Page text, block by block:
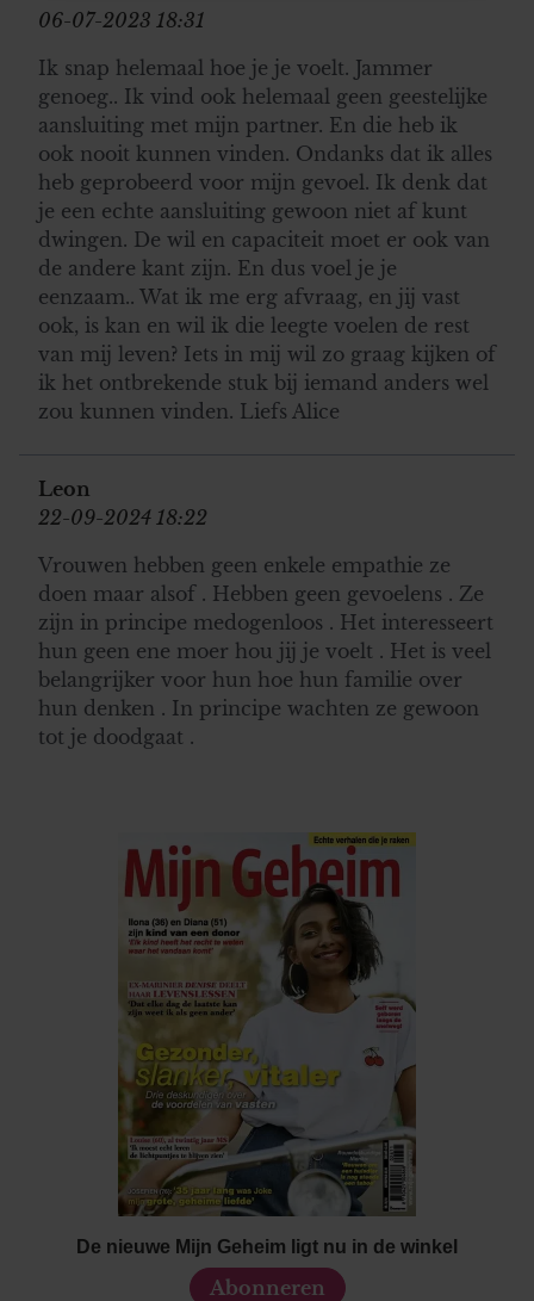
informatie over uw gebruik van onze site met onze
partners kunnen deze gegevens combineren met andere
informatie die u aan ze heeft verstrekt of die ze hebben
verzameld op basis van uw gebruik van hun services. U
gaat akkoord met onze cookies als u onze website blijft
gebruiken.
06-07-2023 18:31
Ik snap helemaal hoe je je voelt. Jammer
genoeg.. Ik vind ook helemaal geen geestelijke
aansluiting met mijn partner. En die heb ik
ook nooit kunnen vinden. Ondanks dat ik alles
heb geprobeerd voor mijn gevoel. Ik denk dat
je een echte aansluiting gewoon niet af kunt
dwingen. De wil en capaciteit moet er ook van
de andere kant zijn. En dus voel je je
eenzaam.. Wat ik me erg afvraag, en jij vast
ook, is kan en wil ik die leegte voelen de rest
van mij leven? Iets in mij wil zo graag kijken of
ik het ontbrekende stuk bij iemand anders wel
zou kunnen vinden. Liefs Alice
Leon
22-09-2024 18:22
Vrouwen hebben geen enkele empathie ze
doen maar alsof . Hebben geen gevoelens . Ze
zijn in principe medogenloos . Het interesseert
hun geen ene moer hou jij je voelt . Het is veel
belangrijker voor hun hoe hun familie over
hun denken . In principe wachten ze gewoon
tot je doodgaat .
De nieuwe Mijn Geheim ligt nu in de winkel
Abonneren